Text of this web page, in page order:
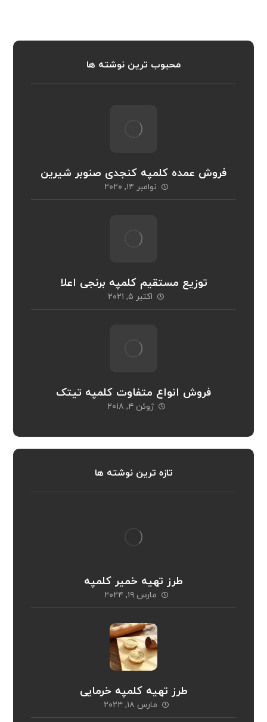
محبوب ترین نوشته ها
فروش عمده کلمپه کنجدی صنوبر شیرین
نوامبر ۱۴, ۲۰۲۰
توزیع مستقیم کلمپه برنجی اعلا
اکتبر ۵, ۲۰۲۱
فروش انواع متفاوت کلمپه تیتک
ژوئن ۴, ۲۰۱۸
تازه ترین نوشته ها
طرز تهیه خمیر کلمپه
مارس ۱۹, ۲۰۲۴
طرز تهیه کلمپه خرمایی
مارس ۱۸, ۲۰۲۴